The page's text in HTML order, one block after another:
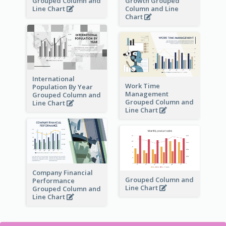
Line Chart
Column and Line
Chart
International
Population By Year
Grouped Column and
Line Chart
Work Time
Management
Grouped Column and
Line Chart
Company Financial
Performance
Grouped Column and
Line Chart
Grouped Column and
Line Chart